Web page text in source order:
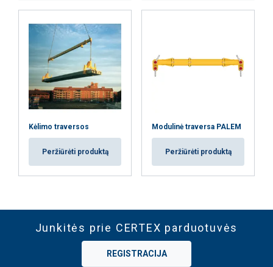
Kėlimo traversos
Peržiūrėti produktą
Modulinė traversa PALEM
Peržiūrėti produktą
Junkitės prie CERTEX parduotuvės
REGISTRACIJA